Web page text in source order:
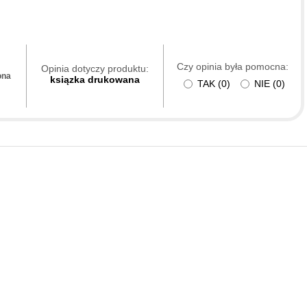
Opinia dotyczy produktu:
ksiązka drukowana
Czy opinia była pomocna:
TAK (0) NIE (0)